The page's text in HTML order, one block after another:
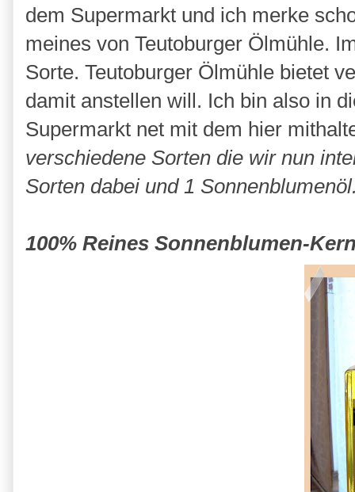
dem Supermarkt und ich merke
meines von Teutoburger Ölmühle.
Sorte. Teutoburger Ölmühle bietet
damit anstellen will. Ich bin also in
Supermarkt net mit dem hier
verschiedene Sorten die wir nun
Sorten dabei und 1
100% Reines Sonnenblumen-